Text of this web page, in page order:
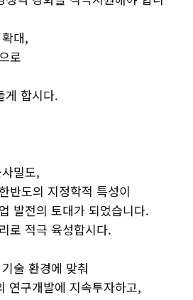
대,
로
게 합시다.
밀도,
반도의 지정학적 특성이
발전의 토대가 되었습니다.
로 적극 육성합시다.
술 환경에 맞춰
연구개발에 지속투자하고,